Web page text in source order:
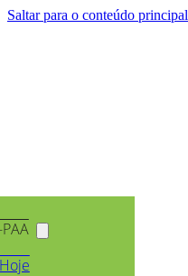
Saltar para o conteúdo principal